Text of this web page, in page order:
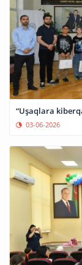
“Uşaqlara
03-06-2026